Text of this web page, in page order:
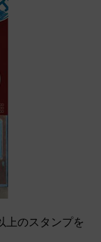
上のスタンプを